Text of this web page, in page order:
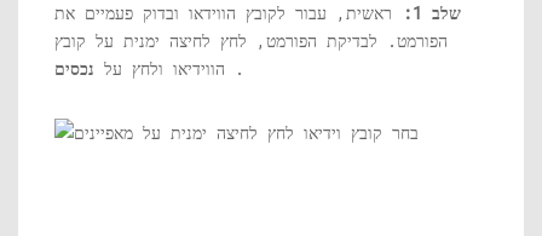
שלב 1:
ראשית, עבור לקובץ הווידאו ובדוק פעמיים את
הפורמט. לבדיקת הפורמט, לחץ לחיצה ימנית על קובץ
הווידיאו ולחץ על נכסים .